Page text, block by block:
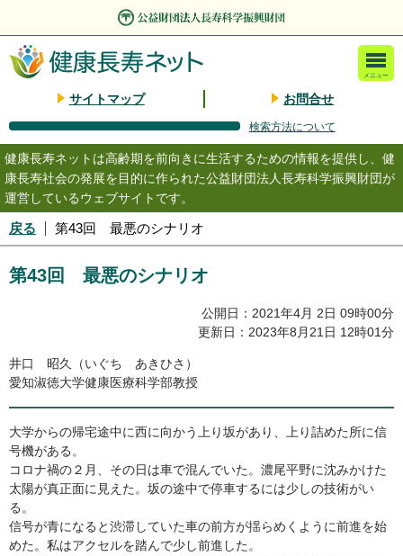
サイトマップ お問合せ
メニュー
検索方法について
健康長寿ネットは高齢期を前向きに生活するための情報を提供し、健
康長寿社会の発展を目的に作られた公益財団法人長寿科学振興財団が
運営しているウェブサイトです。
戻る 第43回 最悪のシナリオ
第43回 最悪のシナリオ
公開日：2021年4月 2日 09時00分
更新日：2023年8月21日 12時01分
井口 昭久（いぐち あきひさ）
愛知淑徳大学健康医療科学部教授
大学からの帰宅途中に西に向かう上り坂があり、上り詰めた所に信
号機がある。
コロナ禍の２月、その日は車で混んでいた。濃尾平野に沈みかけた
太陽が真正面に見えた。坂の途中で停車するには少しの技術がい
る。
信号が青になると渋滞していた車の前方が揺らめくように前進を始
めた。私はアクセルを踏んで少し前進した。